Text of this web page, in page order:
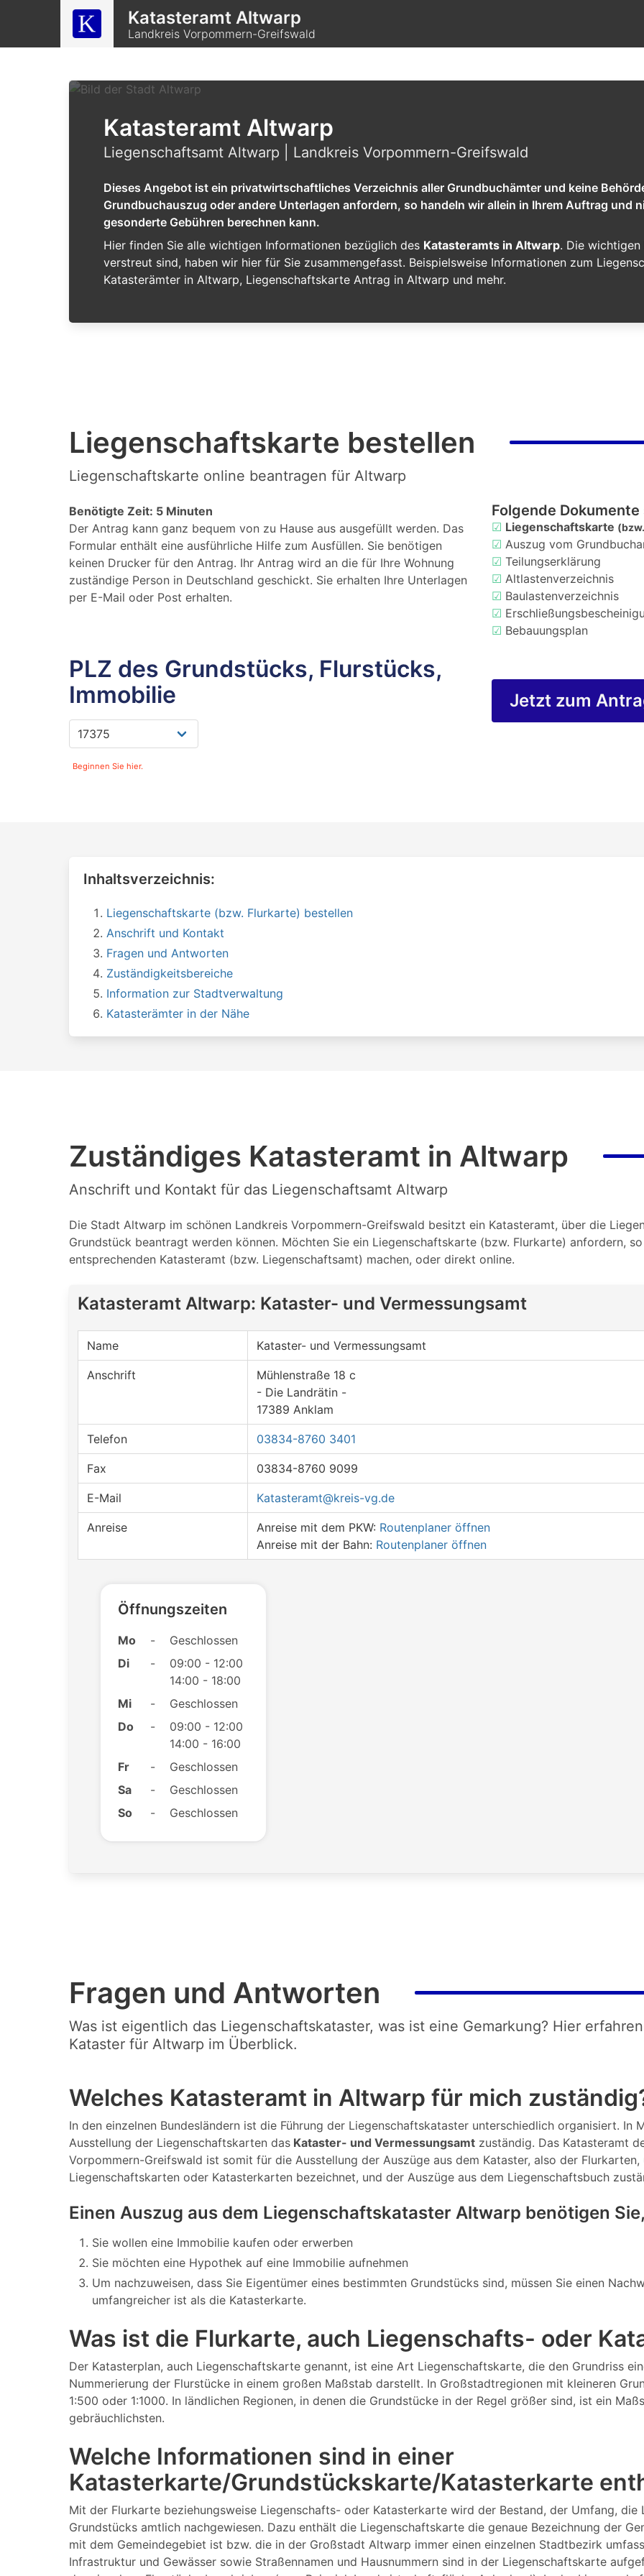
Katasteramt Altwarp
Landkreis Vorpommern-Greifswald
Katasteramt Altwarp
Liegenschaftsamt Altwarp | Landkreis Vorpommern-Greifswald
Dieses Angebot ist ein privatwirtschaftliches Verzeichnis aller Grundbuchämter und keine
Grundbuchauszug oder andere Unterlagen anfordern, so handeln wir allein in Ihrem Auftrag und
gesonderte Gebühren berechnen kann.
Hier finden Sie alle wichtigen Informationen bezüglich des Katasteramts in Altwarp. Die
verstreut sind, haben wir hier für Sie zusammengefasst. Beispielsweise Informationen zum
Katasterämter in Altwarp, Liegenschaftskarte Antrag in Altwarp und mehr.
Liegenschaftskarte bestellen
Liegenschaftskarte online beantragen für Altwarp
Benötigte Zeit: 5 Minuten
Der Antrag kann ganz bequem von zu Hause aus ausgefüllt werden. Das
Formular enthält eine ausführliche Hilfe zum Ausfüllen. Sie benötigen
keinen Drucker für den Antrag. Ihr Antrag wird an die für Ihre Wohnung
zuständige Person in Deutschland geschickt. Sie erhalten Ihre Unterlagen
per E-Mail oder Post erhalten.
Folgende
☑ Liegenschaftskarte
☑ Auszug vom
☑ Teilungserklärung
☑ Altlastenverzeichnis
☑ Baulastenverzeichnis
☑
☑ Bebauungsplan
PLZ des Grundstücks, Flurstücks,
Immobilie
Beginnen Sie hier.
Jetzt zum
Inhaltsverzeichnis:
Liegenschaftskarte (bzw. Flurkarte) bestellen
Anschrift und Kontakt
Fragen und Antworten
Zuständigkeitsbereiche
Information zur Stadtverwaltung
Katasterämter in der Nähe
Zuständiges Katasteramt in Altwarp
Anschrift und Kontakt für das Liegenschaftsamt Altwarp
Die Stadt Altwarp im schönen Landkreis Vorpommern-Greifswald besitzt ein Katasteramt, über die
Grundstück beantragt werden können. Möchten Sie ein Liegenschaftskarte (bzw. Flurkarte) anfordern,
entsprechenden Katasteramt (bzw. Liegenschaftsamt) machen, oder direkt online.
Katasteramt Altwarp: Kataster- und Vermessungsamt
Name Kataster- und Vermessungsamt
Anschrift
Mühlenstraße 18 c
- Die Landrätin -
17389 Anklam
Telefon 03834-8760 3401
Fax 03834-8760 9099
E-Mail Katasteramt@kreis-vg.de
Anreise Anreise mit dem PKW: Routenplaner öffnen
Anreise mit der Bahn: Routenplaner öffnen
Öffnungszeiten
Mo -
Geschlossen
Di
-
09:00 - 12:00
14:00 - 18:00
Mi
-
Geschlossen
Do
-
09:00 - 12:00
14:00 - 16:00
Fr
-
Geschlossen
Sa
-
Geschlossen
So
- Geschlossen
Fragen und Antworten
Was ist eigentlich das Liegenschaftskataster, was ist eine Gemarkung? Hier
Kataster für Altwarp im Überblick.
Welches Katasteramt in Altwarp für mich
In den einzelnen Bundesländern ist die Führung der Liegenschaftskataster unterschiedlich organisiert. In
Ausstellung der Liegenschaftskarten das Kataster- und Vermessungsamt zuständig. Das Katasteramt
Vorpommern-Greifswald ist somit für die Ausstellung der Auszüge aus dem Kataster, also der
Liegenschaftskarten oder Katasterkarten bezeichnet, und der Auszüge aus dem Liegenschaftsbuch
Einen Auszug aus dem Liegenschaftskataster Altwarp benötigen
Sie wollen eine Immobilie kaufen oder erwerben
Sie möchten eine Hypothek auf eine Immobilie aufnehmen
Um nachzuweisen, dass Sie Eigentümer eines bestimmten Grundstücks sind, müssen Sie einen
umfangreicher ist als die Katasterkarte.
Was ist die Flurkarte, auch Liegenschafts- oder
Der Katasterplan, auch Liegenschaftskarte genannt, ist eine Art Liegenschaftskarte, die den Grundriss
Nummerierung der Flurstücke in einem großen Maßstab darstellt. In Großstadtregionen mit kleineren
1:500 oder 1:1000. In ländlichen Regionen, in denen die Grundstücke in der Regel größer sind, ist ein
gebräuchlichsten.
Welche Informationen sind in einer
Katasterkarte/Grundstückskarte/Katasterkarte
Mit der Flurkarte beziehungsweise Liegenschafts- oder Katasterkarte wird der Bestand, der Umfang, die
Grundstücks amtlich nachgewiesen. Dazu enthält die Liegenschaftskarte die genaue Bezeichnung der
mit dem Gemeindegebiet ist bzw. die in der Großstadt Altwarp immer einen einzelnen Stadtbezirk
Infrastruktur und Gewässer sowie Straßennamen und Hausnummern sind in der Liegenschaftskarte